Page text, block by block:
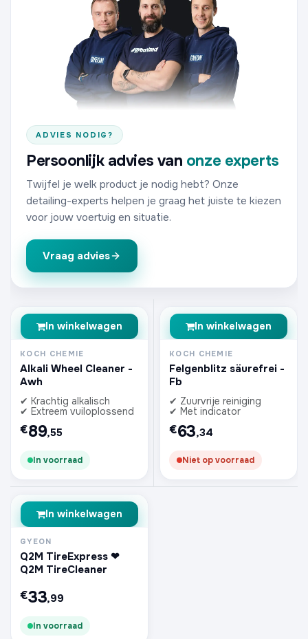
ADVIES NODIG?
Persoonlijk advies van onze experts
Twijfel je welk product je nodig hebt? Onze
detailing-experts helpen je graag het juiste te kiezen
voor jouw voertuig en situatie.
Vraag advies
In winkelwagen
KOCH CHEMIE
Alkali Wheel Cleaner -
Awh
✔ Krachtig alkalisch
✔ Extreem vuiloplossend
€89,55
In voorraad
In winkelwagen
KOCH CHEMIE
Felgenblitz säurefrei -
Fb
✔ Zuurvrije reiniging
✔ Met indicator
€63,34
Niet op voorraad
In winkelwagen
GYEON
Q2M TireExpress ❤︎⁠
Q2M TireCleaner
€33,99
In voorraad